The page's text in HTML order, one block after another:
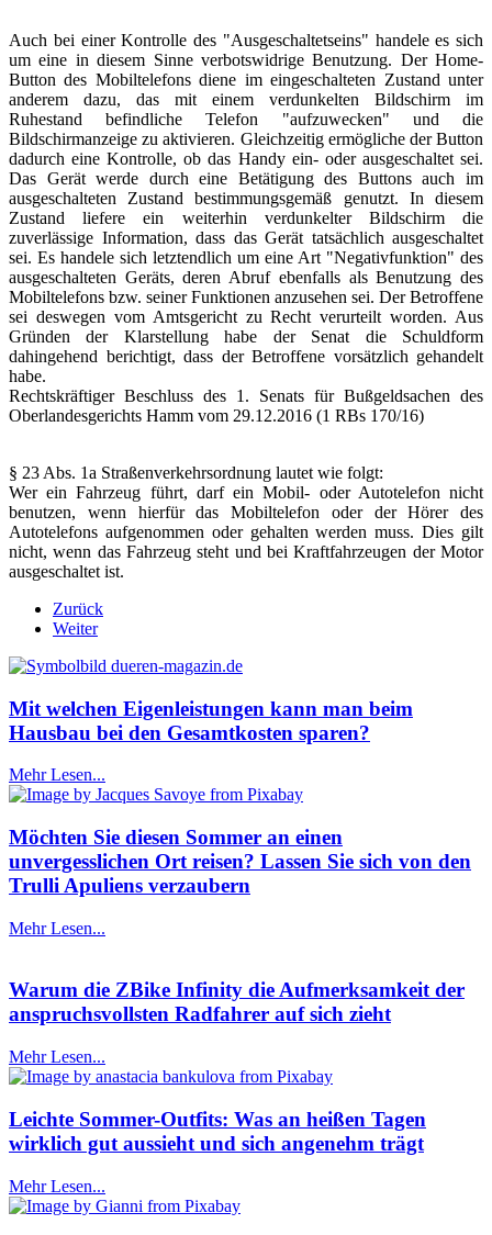
Auch bei einer Kontrolle des "Ausgeschaltetseins" handele es sich
um eine in diesem Sinne verbotswidrige Benutzung. Der Home-
Button des Mobiltelefons diene im eingeschalteten Zustand unter
anderem dazu, das mit einem verdunkelten Bildschirm im
Ruhestand befindliche Telefon "aufzuwecken" und die
Bildschirmanzeige zu aktivieren. Gleichzeitig ermögliche der Button
dadurch eine Kontrolle, ob das Handy ein- oder ausgeschaltet sei.
Das Gerät werde durch eine Betätigung des Buttons auch im
ausgeschalteten Zustand bestimmungsgemäß genutzt. In diesem
Zustand liefere ein weiterhin verdunkelter Bildschirm die
zuverlässige Information, dass das Gerät tatsächlich ausgeschaltet
sei. Es handele sich letztendlich um eine Art "Negativfunktion" des
ausgeschalteten Geräts, deren Abruf ebenfalls als Benutzung des
Mobiltelefons bzw. seiner Funktionen anzusehen sei. Der Betroffene
sei deswegen vom Amtsgericht zu Recht verurteilt worden. Aus
Gründen der Klarstellung habe der Senat die Schuldform
dahingehend berichtigt, dass der Betroffene vorsätzlich gehandelt
habe.
Rechtskräftiger Beschluss des 1. Senats für Bußgeldsachen des
Oberlandesgerichts Hamm vom 29.12.2016 (1 RBs 170/16)
§ 23 Abs. 1a Straßenverkehrsordnung lautet wie folgt:
Wer ein Fahrzeug führt, darf ein Mobil- oder Autotelefon nicht
benutzen, wenn hierfür das Mobiltelefon oder der Hörer des
Autotelefons aufgenommen oder gehalten werden muss. Dies gilt
nicht, wenn das Fahrzeug steht und bei Kraftfahrzeugen der Motor
ausgeschaltet ist.
Zurück
Weiter
Mit welchen Eigenleistungen kann man beim
Hausbau bei den Gesamtkosten sparen?
Mehr Lesen...
Möchten Sie diesen Sommer an einen
unvergesslichen Ort reisen? Lassen Sie sich von den
Trulli Apuliens verzaubern
Mehr Lesen...
Warum die ZBike Infinity die Aufmerksamkeit der
anspruchsvollsten Radfahrer auf sich zieht
Mehr Lesen...
Leichte Sommer-Outfits: Was an heißen Tagen
wirklich gut aussieht und sich angenehm trägt
Mehr Lesen...